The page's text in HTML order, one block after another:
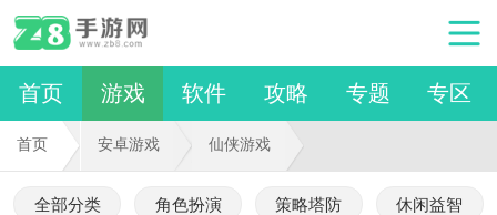
首页 游戏 软件 攻略 专题 专区
首页 安卓游戏 仙侠游戏
全部分类 角色扮演 策略塔防 休闲益智